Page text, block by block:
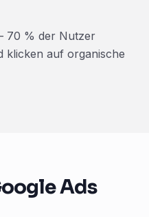
70 % der Nutzer
klicken auf organische
Ads